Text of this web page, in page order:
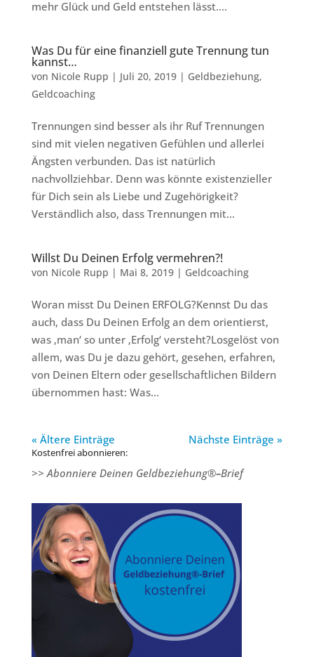
mehr Glück und Geld entstehen lässt....
Was Du für eine finanziell gute Trennung tun
kannst…
von Nicole Rupp | Juli 20, 2019| Geldbeziehung,
Geldcoaching
Trennungen sind besser als ihr Ruf Trennungen
sind mit vielen negativen Gefühlen und allerlei
Ängsten verbunden. Das ist natürlich
nachvollziehbar. Denn was könnte existenzieller
für Dich sein als Liebe und Zugehörigkeit?
Verständlich also, dass Trennungen mit...
Willst Du Deinen Erfolg vermehren?!
von Nicole Rupp | Mai 8, 2019| Geldcoaching
Woran misst Du Deinen ERFOLG?Kennst Du das
auch, dass Du Deinen Erfolg an dem orientierst,
was ‚man‘ so unter ‚Erfolg‘ versteht?Losgelöst von
allem, was Du je dazu gehört, gesehen, erfahren,
von Deinen Eltern oder gesellschaftlichen Bildern
übernommen hast: Was...
« Ältere Einträge Nächste Einträge »
Kostenfrei abonnieren:
>> Abonniere Deinen Geldbeziehung®–Brief